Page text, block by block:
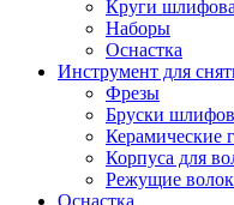
Круги
Наборы
Оснастка
Инструмент для
Фрезы
Бруски
Керамические
Корпуса для
Режущие
Оснастка